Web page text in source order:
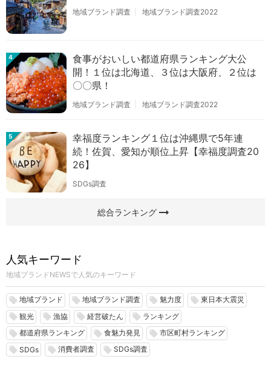
地域ブランド調査 地域ブランド調査2022
4
食事がおいしい都道府県ランキング大公
開！１位は北海道、３位は大阪府、２位は
〇〇県！
地域ブランド調査 地域ブランド調査2022
5
幸福度ランキング１位は沖縄県で5年連
続！佐賀、愛知が順位上昇【幸福度調査20
26】
SDGs調査
総合ランキングarrow_right_alt
人気キーワード
地域ブランドNEWSで人気のキーワード
local_offer 地域ブランド local_offer 地域ブランド調査 local_offer 魅力度 local_offer 東日本大震災
local_offer 観光 local_offer 漁協 local_offer 経営破たん local_offer ランキング
local_offer 都道府県ランキング local_offer 食魅力発見 local_offer 市区町村ランキング
local_offer SDGs local_offer 消費者調査 local_offer SDGs調査